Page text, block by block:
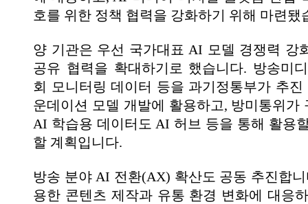
호를 위한 정책 협력을 강화하기 위해 마련됐
양 기관은 우선 국가대표 AI 모델 경쟁력 강
공유 협력을 확대하기로 했습니다. 방송미
회 모니터링 데이터 등을 과기정통부가 추
운데이션 모델 개발에 활용하고, 방미통위가
AI 학습용 데이터도 AI 허브 등을 통해 활용
할 계획입니다.
방송 분야 AI 전환(AX) 확산도 공동 추진합
용한 콘텐츠 제작과 유통 환경 변화에 대응